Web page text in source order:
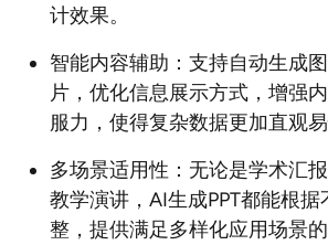
计效果。
智能内容辅助：支持自动生成
片，优化信息展示方式，增强
服力，使得复杂数据更加直观易
多场景适用性：无论是学术汇
教学演讲，AI生成PPT都能根据
整，提供满足多样化应用场景的